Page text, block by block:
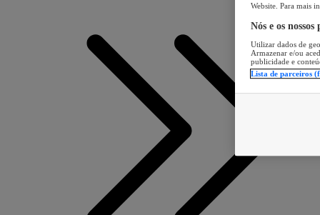
Website. Para mais
Nós e os
Utilizar dados de
Armazenar e/ou
publicidade e
Lista de parceiros